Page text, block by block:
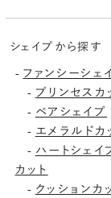
シェイプから探す
- ファンシーシェ
- プリンセスカ
- ペアシェイプ
- エメラルドカ
- ハートシェイ
カット
- クッションカ